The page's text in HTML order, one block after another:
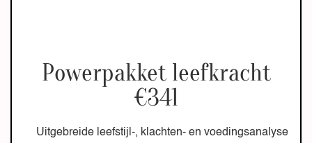
Powerpakket leefkracht
€341
Uitgebreide leefstijl-, klachten- en voedingsanalyse